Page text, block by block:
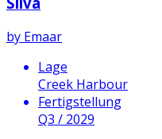
by Emaar
Lage
Creek Harbour
Fertigstellung
Q3 / 2029